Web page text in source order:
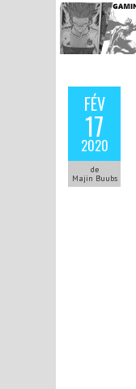
FÉV
17
2020
de
Majin Buubs